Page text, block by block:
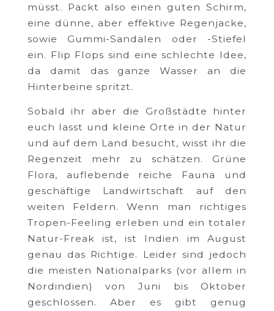
müsst. Packt also einen guten Schirm,
eine dünne, aber effektive Regenjacke,
sowie Gummi-Sandalen oder -Stiefel
ein. Flip Flops sind eine schlechte Idee,
da damit das ganze Wasser an die
Hinterbeine spritzt.
Sobald ihr aber die Großstädte hinter
euch lasst und kleine Orte in der Natur
und auf dem Land besucht, wisst ihr die
Regenzeit mehr zu schätzen. Grüne
Flora, auflebende reiche Fauna und
geschäftige Landwirtschaft auf den
weiten Feldern. Wenn man richtiges
Tropen-Feeling erleben und ein totaler
Natur-Freak ist, ist Indien im August
genau das Richtige. Leider sind jedoch
die meisten Nationalparks (vor allem in
Nordindien) von Juni bis Oktober
geschlossen. Aber es gibt genug